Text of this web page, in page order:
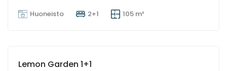
Huoneisto 2+1 105 m²
Lemon Garden 1+1